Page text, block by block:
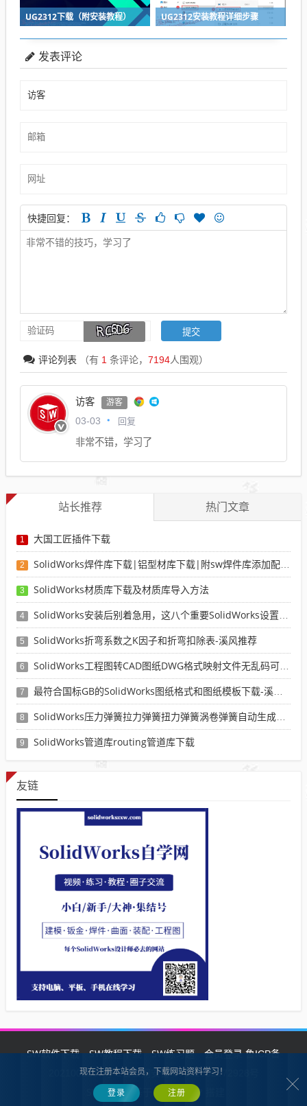
UG2312下载（附安装教程） UG2312安装教程详细步骤
发表评论
快捷回复：
评论列表 （有 1 条评论， 7194人围观）
访客 游客
03-03 回复
非常不错，学习了
站长推荐 热门文章
1 大国工匠插件下载
2 SolidWorks焊件库下载|铝型材库下载|附sw焊件库添加配置使用教程
3 SolidWorks材质库下载及材质库导入方法
4 SolidWorks安装后别着急用，这八个重要SolidWorks设置可以提高你的画图效率
5 SolidWorks折弯系数之K因子和折弯扣除表-溪风推荐
6 SolidWorks工程图转CAD图纸DWG格式映射文件无乱码可分层-溪风亲测推荐
7 最符合国标GB的SolidWorks图纸格式和图纸模板下载-溪风专用版
8 SolidWorks压力弹簧拉力弹簧扭力弹簧涡卷弹簧自动生成宏程序下载
9 SolidWorks管道库routing管道库下载
友链
SW软件下载 SW教程下载 SW练习题 会员登录鲁ICP备
2021002287号-1鲁公网安备 37132902372928号
SW自学网 基于 Z-BlogPHP
现在注册本站会员，下载网站资料学习！
登录 注册